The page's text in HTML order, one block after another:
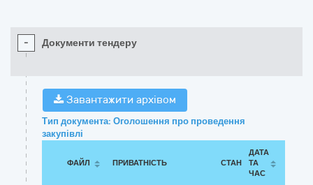
- Документи тендеру
Завантажити архівом
Тип документа: Оголошення про проведення
закупівлі
ФАЙЛ ПРИВАТНІСТЬ СТАН
ДАТА
ТА
ЧАС